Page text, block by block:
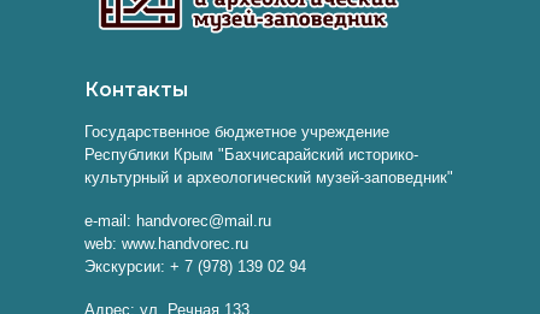
Контакты
Государственное бюджетное учреждение
Республики Крым "Бахчисарайский историко-
культурный и археологический музей-заповедник"
e-mail: handvorec@mail.ru
web: www.handvorec.ru
Экскурсии: + 7 (978) 139 02 94
Адрес: ул. Речная 133,